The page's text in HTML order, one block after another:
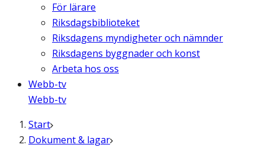
För lärare
Riksdagsbiblioteket
Riksdagens myndigheter och nämnder
Riksdagens byggnader och konst
Arbeta hos oss
Webb-tv
Webb-tv
Start
Dokument & lagar